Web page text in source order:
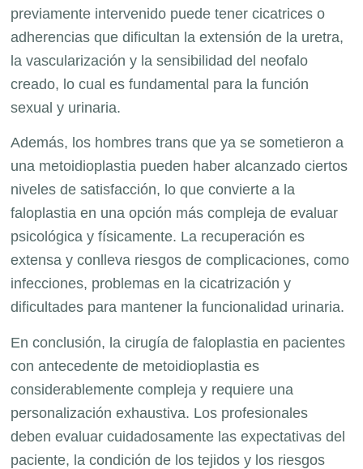
previamente intervenido puede tener cicatrices o
adherencias que dificultan la extensión de la uretra,
la vascularización y la sensibilidad del neofalo
creado, lo cual es fundamental para la función
sexual y urinaria.
Además, los hombres trans que ya se sometieron a
una metoidioplastia pueden haber alcanzado ciertos
niveles de satisfacción, lo que convierte a la
faloplastia en una opción más compleja de evaluar
psicológica y físicamente. La recuperación es
extensa y conlleva riesgos de complicaciones, como
infecciones, problemas en la cicatrización y
dificultades para mantener la funcionalidad urinaria.
En conclusión, la cirugía de faloplastia en pacientes
con antecedente de metoidioplastia es
considerablemente compleja y requiere una
personalización exhaustiva. Los profesionales
deben evaluar cuidadosamente las expectativas del
paciente, la condición de los tejidos y los riesgos